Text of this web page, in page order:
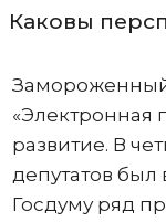
Каковы
Замороженный
«Электронная
развитие. В
депутатов
Госдуму ряд